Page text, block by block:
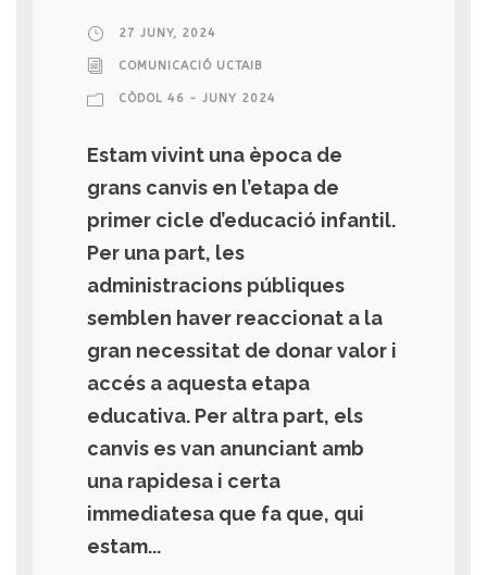
27 JUNY, 2024
COMUNICACIÓ UCTAIB
CÒDOL 46 - JUNY 2024
Estam vivint una època de
grans canvis en l’etapa de
primer cicle d’educació infantil.
Per una part, les
administracions públiques
semblen haver reaccionat a la
gran necessitat de donar valor i
accés a aquesta etapa
educativa. Per altra part, els
canvis es van anunciant amb
una rapidesa i certa
immediatesa que fa que, qui
estam...